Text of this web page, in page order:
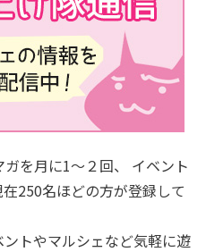
を月に1～２回、 イベント
250名ほどの方が登録して
トやマルシェなど気軽に遊